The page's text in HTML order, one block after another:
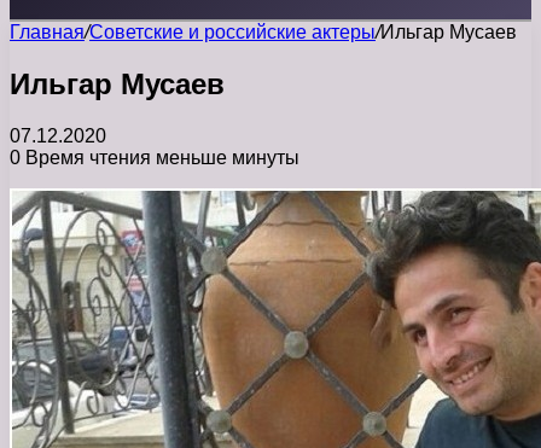
Главная/Советские и российские актеры/Ильгар Мусаев
Ильгар Мусаев
07.12.2020
0 Время чтения меньше минуты